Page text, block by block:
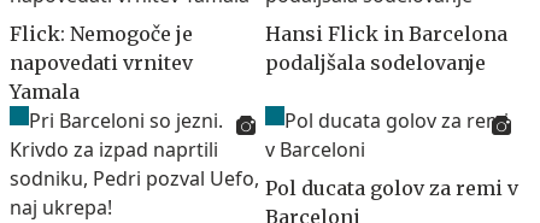
Flick: Nemogoče je
napovedati vrnitev
Yamala
Hansi Flick in Barcelona
podaljšala sodelovanje
Pol ducata golov za remi v
Barceloni